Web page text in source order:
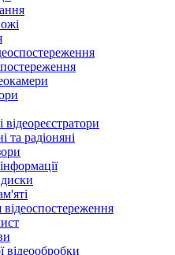
відеореєстратори
та радіоняні
відеообробки